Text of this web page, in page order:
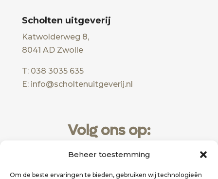
Beheer toestemming
Om de beste ervaringen te bieden, gebruiken wij technologieën
Scholten uitgeverij
Katwolderweg 8,
8041 AD Zwolle
T: 038 3035 635
E: info@scholtenuitgeverij.nl
Volg ons op: